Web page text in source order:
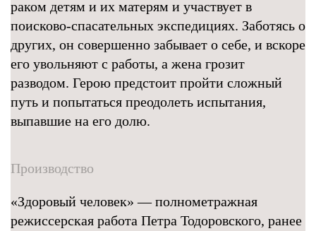
раком детям и их матерям и участвует в
поисково-спасательных экспедициях. Заботясь о
других, он совершенно забывает о себе, и вскоре
его увольняют с работы, а жена грозит
разводом. Герою предстоит пройти сложный
путь и попытаться преодолеть испытания,
выпавшие на его долю.
Производство
«Здоровый человек» — полнометражная
режиссерская работа Петра Тодоровского, ранее